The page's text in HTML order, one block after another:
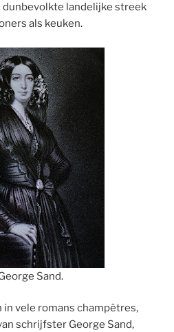
dunbevolkte landelijke streek
als keuken.
Sand.
in vele romans champêtres,
schrijfster George Sand,